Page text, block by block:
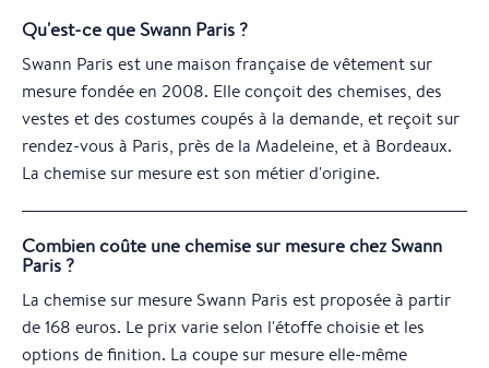
Qu'est-ce que Swann Paris ?
Swann Paris est une maison française de vêtement sur
mesure fondée en 2008. Elle conçoit des chemises, des
vestes et des costumes coupés à la demande, et reçoit sur
rendez-vous à Paris, près de la Madeleine, et à Bordeaux.
La chemise sur mesure est son métier d'origine.
Combien coûte une chemise sur mesure chez Swann
Paris ?
La chemise sur mesure Swann Paris est proposée à partir
de 168 euros. Le prix varie selon l'étoffe choisie et les
options de finition. La coupe sur mesure elle-même